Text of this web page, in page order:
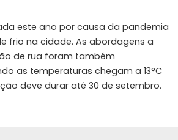
este ano por causa da pandemia
frio na cidade. As abordagens a
de rua foram também
as temperaturas chegam a 13°C
deve durar até 30 de setembro.